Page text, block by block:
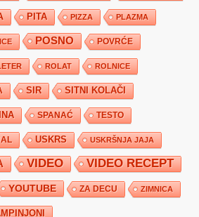
PITA PIZZA PLAZMA
POSNO POVRĆE
ROLAT ROLNICE
SIR SITNI KOLAČI
SPANAĆ TESTO
USKRS USKRŠNJA JAJA
VIDEO VIDEO RECEPT
YOUTUBE ZA DECU ZIMNICA